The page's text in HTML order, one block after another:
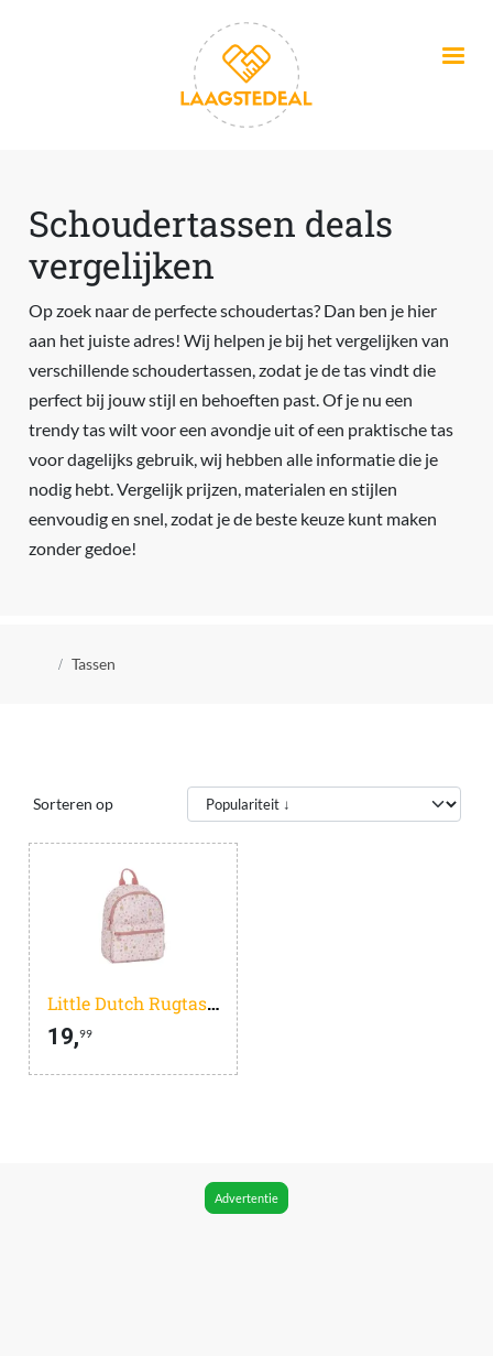
Schoudertassen deals
vergelijken
Op zoek naar de perfecte schoudertas? Dan ben je hier
aan het juiste adres! Wij helpen je bij het vergelijken van
verschillende schoudertassen, zodat je de tas vindt die
perfect bij jouw stijl en behoeften past. Of je nu een
trendy tas wilt voor een avondje uit of een praktische tas
voor dagelijks gebruik, wij hebben alle informatie die je
nodig hebt. Vergelijk prijzen, materialen en stijlen
eenvoudig en snel, zodat je de beste keuze kunt maken
zonder gedoe!
Kruimelpad
Tassen
Sorteren op
Little Dutch Rugtasje Fairy Garden
19,99
Advertentie